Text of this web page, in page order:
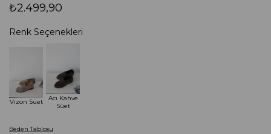
₺2.499,90
Renk Seçenekleri
Vizon Süet
Acı Kahve
Süet
Beden Tablosu